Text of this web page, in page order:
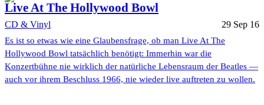
Live At The Hollywood Bowl
CD & Vinyl 29 Sep 16
Es ist so etwas wie eine Glaubensfrage, ob man Live At The
Hollywood Bowl tatsächlich benötigt: Immerhin war die
Konzertbühne nie wirklich der natürliche Lebensraum der Beatles —
auch vor ihrem Beschluss 1966, nie wieder live auftreten zu wollen.